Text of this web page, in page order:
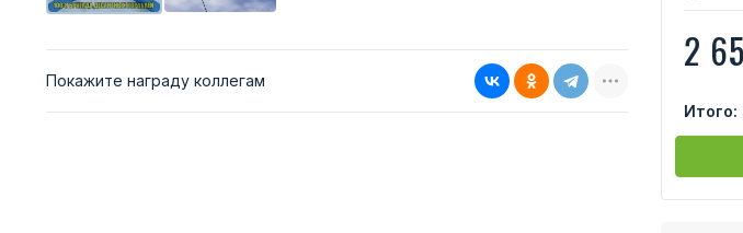
Покажите награду коллегам
2
Итого: